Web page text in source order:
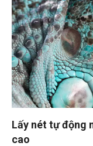
Lấy nét tự động
cao